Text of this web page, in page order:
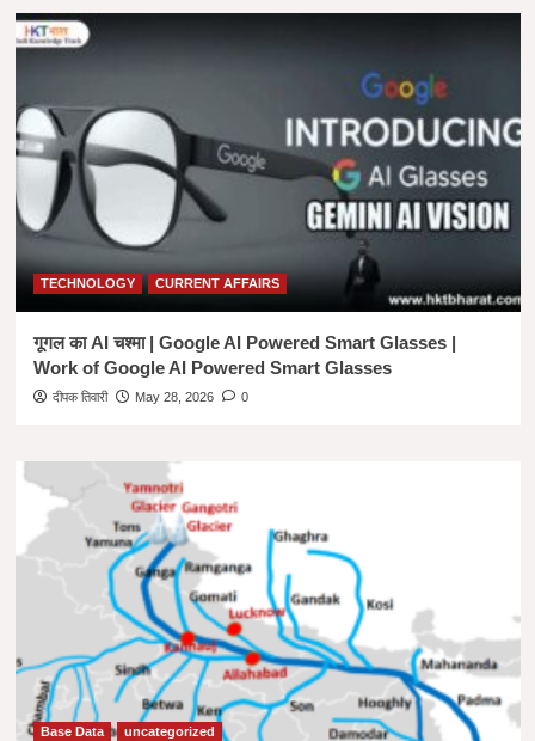
in
युवा
TECHNOLOGY CURRENT AFFAIRS
गूगल का AI चश्मा | Google AI Powered Smart Glasses |
Work of Google AI Powered Smart Glasses
दीपक तिवारी May 28, 2026 0
Base Data uncategorized